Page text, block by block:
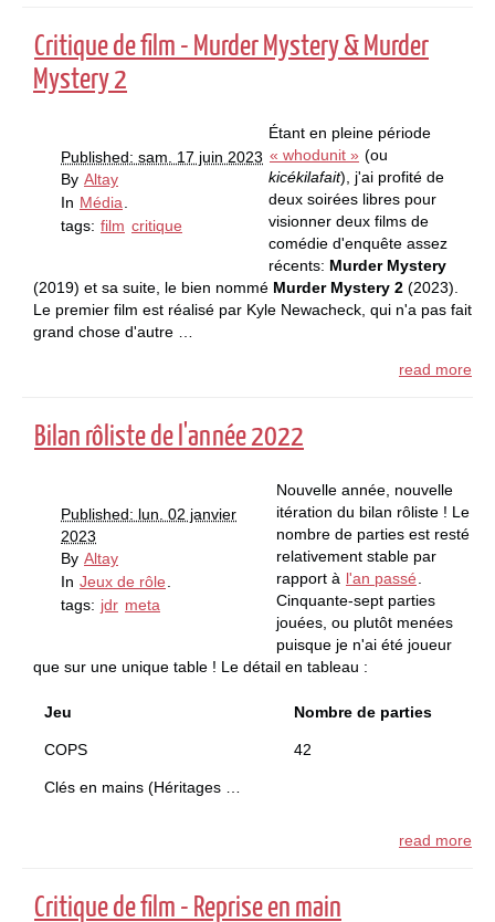
Critique de film - Murder Mystery & Murder
Mystery 2
Published: sam. 17 juin 2023
By Altay
In Média
tags: film critique
Étant en pleine période
« whodunit » (ou
kicékilafait), j'ai profité de
deux soirées libres pour
visionner deux films de
comédie d'enquête assez
récents: Murder Mystery
(2019) et sa suite, le bien nommé Murder Mystery 2 (2023).
Le premier film est réalisé par Kyle Newacheck, qui n'a pas fait
grand chose d'autre …
read more
Bilan rôliste de l'année 2022
Published: lun. 02 janvier
2023
By Altay
In Jeux de rôle.
tags: jdr meta
Nouvelle année, nouvelle
itération du bilan rôliste ! Le
nombre de parties est resté
relativement stable par
rapport à l'an passé.
Cinquante-sept parties
jouées, ou plutôt menées
puisque je n'ai été joueur
que sur une unique table ! Le détail en tableau :
Jeu Nombre de parties
COPS 42
Clés en mains (Héritages …
read more
Critique de film - Reprise en main